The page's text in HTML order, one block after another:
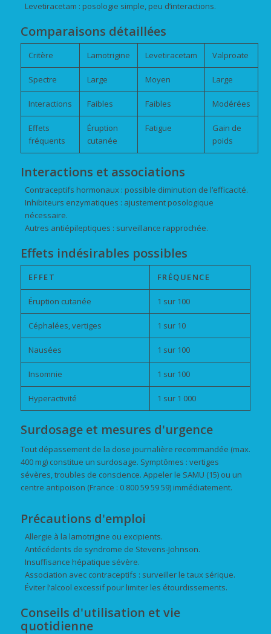
Levetiracetam : posologie simple, peu d’interactions.
Comparaisons détaillées
Critère Lamotrigine Levetiracetam Valproate
Spectre Large Moyen Large
Interactions Faibles Faibles Modérées
Effets
fréquents
Éruption
cutanée
Fatigue
Gain de
poids
Interactions et associations
Contraceptifs hormonaux : possible diminution de l’efficacité.
Inhibiteurs enzymatiques : ajustement posologique
nécessaire.
Autres antiépileptiques : surveillance rapprochée.
Effets indésirables possibles
EFFET FRÉQUENCE
Éruption cutanée 1 sur 100
Céphalées, vertiges 1 sur 10
Nausées 1 sur 100
Insomnie 1 sur 100
Hyperactivité 1 sur 1 000
Surdosage et mesures d'urgence
Tout dépassement de la dose journalière recommandée (max.
400 mg) constitue un surdosage. Symptômes : vertiges
sévères, troubles de conscience. Appeler le SAMU (15) ou un
centre antipoison (France : 0 800 59 59 59) immédiatement.
Précautions d'emploi
Allergie à la lamotrigine ou excipients.
Antécédents de syndrome de Stevens-Johnson.
Insuffisance hépatique sévère.
Association avec contraceptifs : surveiller le taux sérique.
Éviter l’alcool excessif pour limiter les étourdissements.
Conseils d'utilisation et vie
quotidienne